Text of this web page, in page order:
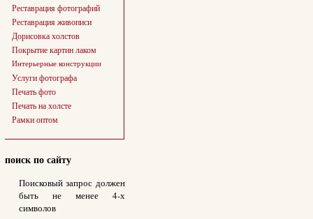
Реставрация фотографий
Реставрация живописи
Дорисовка холстов
Покрытие картин лаком
Интерьерные конструкции
Услуги фотографа
Печать фото
Печать на холсте
Рамки оптом
поиск по сайту
Поисковый запрос должен
быть не менее 4-х
символов